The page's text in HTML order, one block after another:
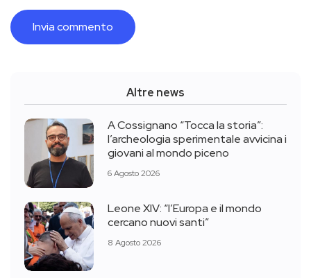
Altre news
A Cossignano “Tocca la storia”:
l’archeologia sperimentale avvicina i
giovani al mondo piceno
6 Agosto 2026
Leone XIV: “l’Europa e il mondo
cercano nuovi santi”
8 Agosto 2026